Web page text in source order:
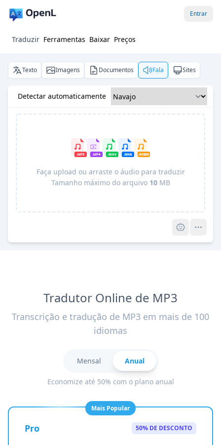
Entrar
Traduzir Ferramentas Baixar Preços
Texto Imagens Documentos Fala Sites
Detectar automaticamente
Faça upload ou arraste o áudio para traduzir
Tamanho máximo do arquivo 10MB
Tradutor Online de MP3
Transcrição e tradução de MP3 em mais de 100
idiomas
Mensal Anual
Economize até 50% com o plano anual
Mais Popular
Pro 50% DE DESCONTO